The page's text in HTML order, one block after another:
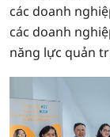
các doanh
các doanh
năng lực quản